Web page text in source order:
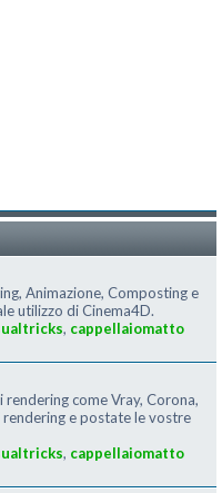
Animazione, Composting e
utilizzo di Cinema4D.
, cappellaiomatto
come Vray, Corona,
e postate le vostre
, cappellaiomatto